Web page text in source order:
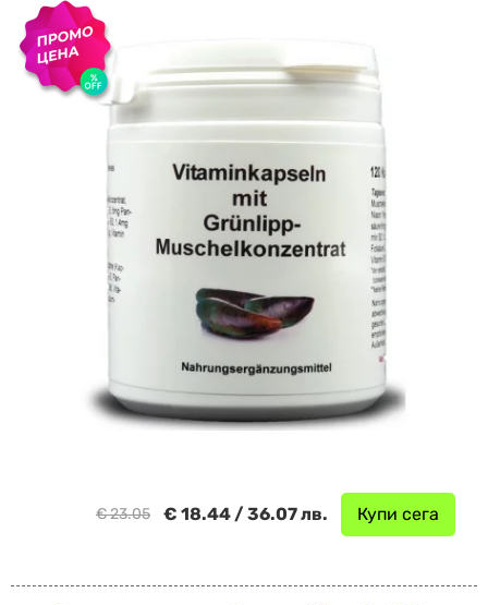
Купи сега
€ 18.44 / 36.07 лв.
€ 23.05